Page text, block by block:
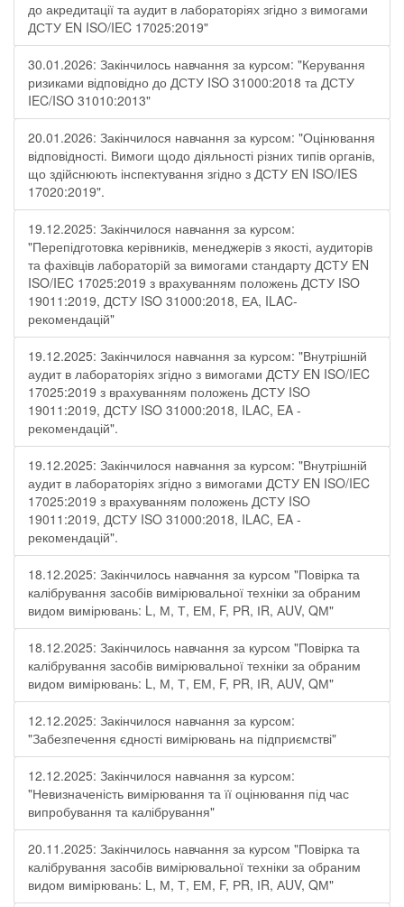
до акредитації та аудит в лабораторіях згідно з вимогами
ДСТУ EN ISO/IEC 17025:2019"
30.01.2026: Закінчилось навчання за курсом: "Керування
ризиками відповідно до ДСТУ ISO 31000:2018 та ДСТУ
IEC/ISO 31010:2013"
20.01.2026: Закінчилося навчання за курсом: "Оцінювання
відповідності. Вимоги щодо діяльності різних типів органів,
що здійснюють інспектування згідно з ДСТУ ЕN ISO/IES
17020:2019".
19.12.2025: Закінчилося навчання за курсом:
"Перепідготовка керівників, менеджерів з якості, аудиторів
та фахівців лабораторій за вимогами стандарту ДСТУ EN
ISO/IEC 17025:2019 з врахуванням положень ДСТУ ISO
19011:2019, ДСТУ ISO 31000:2018, ЕА, ILAC-
рекомендацій"
19.12.2025: Закінчилося навчання за курсом: "Внутрішній
аудит в лабораторіях згідно з вимогами ДСТУ EN ISO/IEC
17025:2019 з врахуванням положень ДСТУ ISO
19011:2019, ДСТУ ISO 31000:2018, ILAC, EA -
рекомендацій".
19.12.2025: Закінчилося навчання за курсом: "Внутрішній
аудит в лабораторіях згідно з вимогами ДСТУ EN ISO/IEC
17025:2019 з врахуванням положень ДСТУ ISO
19011:2019, ДСТУ ISO 31000:2018, ILAC, EA -
рекомендацій".
18.12.2025: Закінчилось навчання за курсом "Повірка та
калібрування засобів вимірювальної техніки за обраним
видом вимірювань: L, М, Т, ЕМ, F, РR, ІR, АUV, QМ"
18.12.2025: Закінчилось навчання за курсом "Повірка та
калібрування засобів вимірювальної техніки за обраним
видом вимірювань: L, М, Т, ЕМ, F, РR, ІR, АUV, QМ"
12.12.2025: Закінчилося навчання за курсом:
"Забезпечення єдності вимірювань на підприємстві"
12.12.2025: Закінчилося навчання за курсом:
"Невизначеність вимірювання та її оцінювання під час
випробування та калібрування"
20.11.2025: Закінчилось навчання за курсом "Повірка та
калібрування засобів вимірювальної техніки за обраним
видом вимірювань: L, М, Т, ЕМ, F, РR, ІR, АUV, QМ"